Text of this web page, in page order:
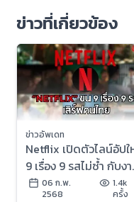
ข่าวที่เกี่ยวข้อง
ข่าวอัพเดท
Netflix เปิดตัวไลน์อัปใ
9 เรื่อง 9 รสไม่ซ้ำ กับง
ทีไทยทีมันส์ 2025
06 ก.พ.
2568
1.4k
ครั้ง